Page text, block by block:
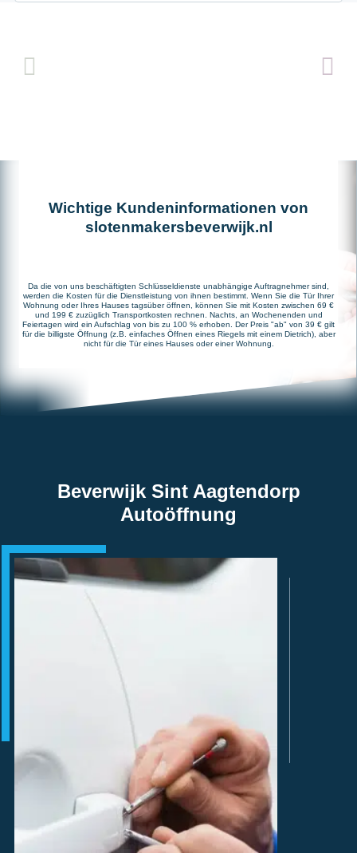
Wichtige Kundeninformationen von
slotenmakersbeverwijk.nl
Da die von uns beschäftigten Schlüsseldienste unabhängige Auftragnehmer sind,
werden die Kosten für die Dienstleistung von ihnen bestimmt. Wenn Sie die Tür Ihrer
Wohnung oder Ihres Hauses tagsüber öffnen, können Sie mit Kosten zwischen 69 €
und 199 € zuzüglich Transportkosten rechnen. Nachts, an Wochenenden und
Feiertagen wird ein Aufschlag von bis zu 100 % erhoben. Der Preis "ab" von 39 € gilt
für die billigste Öffnung (z.B. einfaches Öffnen eines Riegels mit einem Dietrich), aber
nicht für die Tür eines Hauses oder einer Wohnung.
Beverwijk Sint Aagtendorp
Autoöffnung